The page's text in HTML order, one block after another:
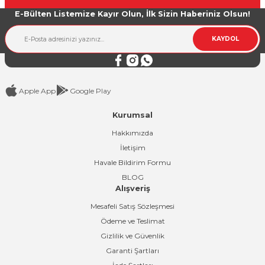
Ürün bilgilerinde hatalar bulunuyor.
E-Bülten Listemize Kayır Olun, İlk Sizin Haberiniz Olsun!
KAYDOL
Apple App Google Play
Kurumsal
Hakkımızda
İletişim
Havale Bildirim Formu
BLOG
Alışveriş
Mesafeli Satış Sözleşmesi
Ödeme ve Teslimat
Gizlilik ve Güvenlik
Garanti Şartları